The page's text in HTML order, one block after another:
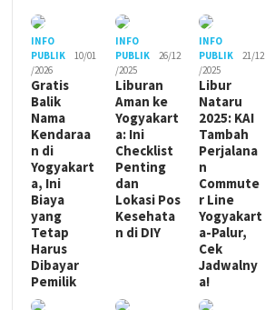
INFO
PUBLIK
10/01
/2026
Gratis
Balik
Nama
Kendaraa
n di
Yogyakart
a, Ini
Biaya
yang
Tetap
Harus
Dibayar
Pemilik
INFO
PUBLIK
26/12
/2025
Liburan
Aman ke
Yogyakart
a: Ini
Checklist
Penting
dan
Lokasi Pos
Kesehata
n di DIY
INFO
PUBLIK
21/12
/2025
Libur
Nataru
2025: KAI
Tambah
Perjalana
n
Commute
r Line
Yogyakart
a-Palur,
Cek
Jadwalny
a!